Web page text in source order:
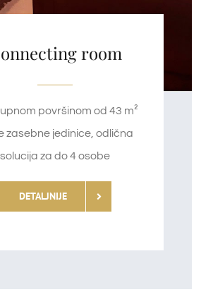
room
površinom od 43 m²
zasebne jedinice, odlična
solucija za do 4 osobe
DETALJNIJE